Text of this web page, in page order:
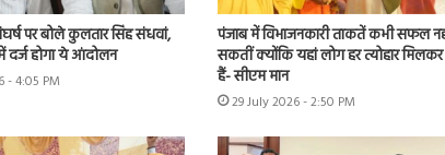
पर बोले कुलतार सिंह संधवां,
दर्ज होगा ये आंदोलन
- 4:05 PM
पंजाब में विभाजनकारी ताकतें कभी सफल
सकतीं क्योंकि यहां लोग हर त्योहार
हैं- सीएम मान
29 July 2026 - 2:50 PM